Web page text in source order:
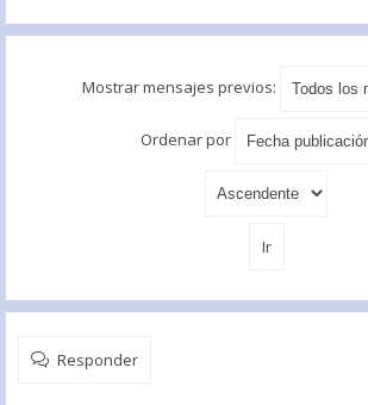
Mostrar mensajes previos:
Ordenar por
Responder